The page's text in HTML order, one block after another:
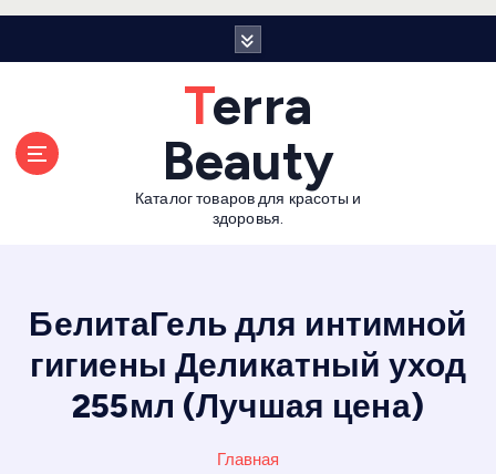
Terra
Beauty
Каталог товаров для красоты и
здоровья.
БелитаГель для интимной
гигиены Деликатный уход
255мл (Лучшая цена)
Главная